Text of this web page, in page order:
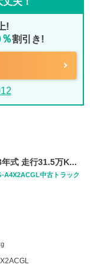
!
割引き!
式 走行31.5万K...
A4X2ACGL中古トラック